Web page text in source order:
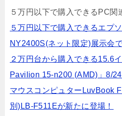
５万円以下で購入できるPC関
５万円以下で購入できるエプ
NY2400S(ネット限定)展示会
２万円台から購入できる15.6
Pavilion 15-n200 (AMD)」8/24
マウスコンピュターLuvBook
別)LB-F511Eが新たに登場！